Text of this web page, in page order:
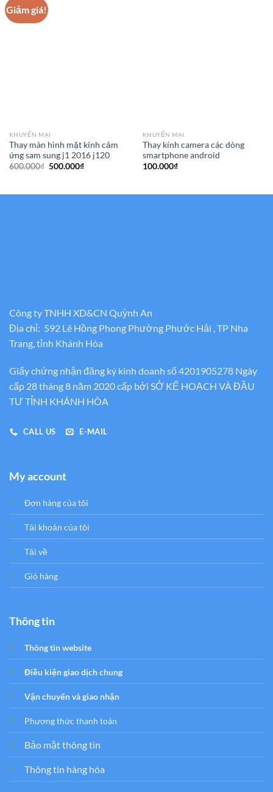
Giảm giá!
KHUYẾN MẠI
Thay màn hình mặt kính cảm
ứng sam sung j1 2016 j120
600.000₫ Giá
500.000₫Giá
500.000₫.
KHUYẾN MẠI
Thay kính camera các dòng
smartphone android
100.000₫
Công ty TNHH XD&CN Quỳnh An
Địa chỉ: 592 Lê Hồng Phong Phường Phước Hải , TP Nha
Trang, tỉnh Khánh Hòa
Giấy chứng nhận đăng ký kinh doanh số 4201905278 Ngày
cấp 28 tháng 8 năm 2020 cấp bới SỞ KẾ HOẠCH VÀ ĐẦU
TƯ TỈNH KHÁNH HÒA
CALL US E-MAIL
My account
Đơn hàng của tôi
Tải khoản của tôi
Tải về
Giỏ hàng
Thông tin
Thông tin website
Điều kiện giao dịch chung
Vận chuyển và giao nhận
Phương thức thanh toán
Bảo mật thông tin
Thông tin hàng hóa